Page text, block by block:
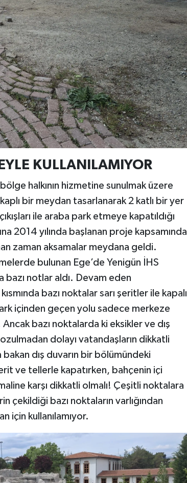
KULLANILAMIYOR
halkının hizmetine sunulmak üzere
bir meydan tasarlanarak 2 katlı bir yer
ile araba park etmeye kapatıldığı
2014 yılında başlanan proje kapsamında
zaman aksamalar meydana geldi.
bulunan Ege’de Yenigün İHS
bazı notlar aldı. Devam eden
bazı noktalar sarı şeritler ile kapalı
içinden geçen yolu sadece merkeze
bazı noktalarda ki eksikler ve dış
dolayı vatandaşların dikkatli
dış duvarın bir bölümündeki
ve tellerle kapatırken, bahçenin içi
karşı dikkatli olmalı! Çeşitli noktalara
çekildiği bazı noktaların varlığından
için kullanılamıyor.